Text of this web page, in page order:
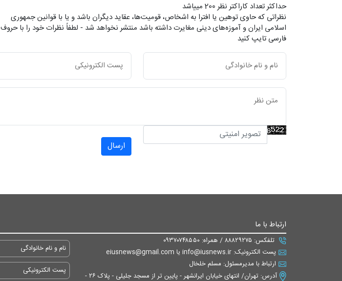
حداکثر تعداد کاراکتر نظر 200 ميياشد
نظراتی که حاوی توهین یا افترا به اشخاص، قومیت‌ها، عقاید دیگران باشد و یا با قوانین جمهوری
اسلامی ایران و آموزه‌های دینی مغایرت داشته باشد منتشر نخواهد شد - لطفاً نظرات خود را با حروف
فارسی تایپ کنید
ارسال
ارتباط با ما
تلفکس: ۸۸۸۲۹۲۷۵ / همراه: ۰۹۳۷۰۷۴۸۵۵۰
پست الکترونیک: info@iusnews.ir یا eiusnews@gmail.com
ارتباط با مدیرمسئول: مسلم خلخال
آدرس: تهران/ انتهای خیابان ایرانشهر - پایین تر از مسجد جلیلی - پلاک ۲۶ -